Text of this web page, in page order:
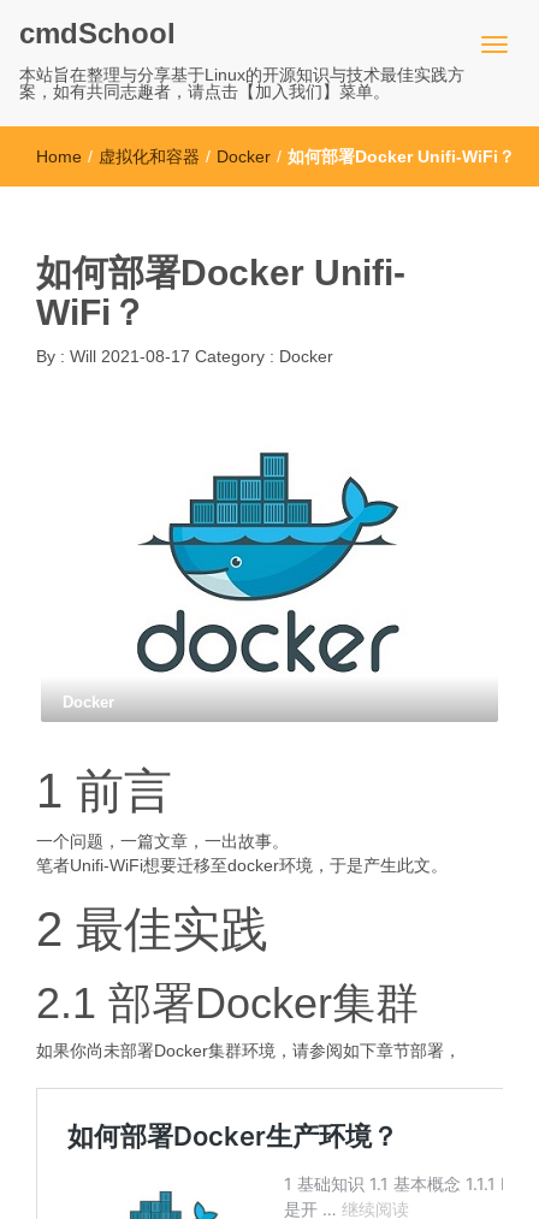
cmdSchool
本站旨在整理与分享基于Linux的开源知识与技术最佳实践方
案，如有共同志趣者，请点击【加入我们】菜单。
Home / 虚拟化和容器 / Docker / 如何部署Docker Unifi-WiFi？
如何部署Docker Unifi-
WiFi？
By : Will 2021-08-17 Category : Docker
Docker
1 前言
一个问题，一篇文章，一出故事。
笔者Unifi-WiFi想要迁移至docker环境，于是产生此文。
2 最佳实践
2.1 部署Docker集群
如果你尚未部署Docker集群环境，请参阅如下章节部署，